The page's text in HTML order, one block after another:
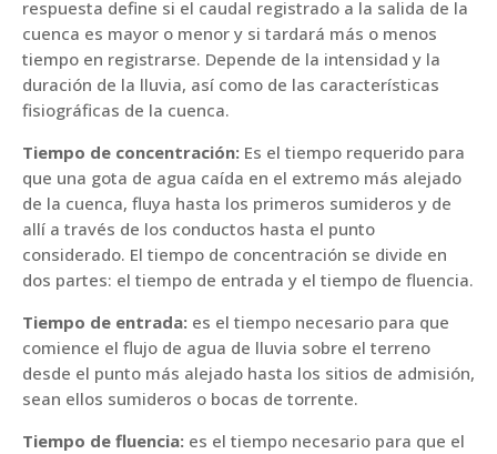
respuesta define si el caudal registrado a la salida de la
cuenca es mayor o menor y si tardará más o menos
tiempo en registrarse. Depende de la intensidad y la
duración de la lluvia, así como de las características
fisiográficas de la cuenca.
Tiempo de concentración: Es el tiempo requerido para
que una gota de agua caída en el extremo más alejado
de la cuenca, fluya hasta los primeros sumideros y de
allí a través de los conductos hasta el punto
considerado. El tiempo de concentración se divide en
dos partes: el tiempo de entrada y el tiempo de fluencia.
Tiempo de entrada: es el tiempo necesario para que
comience el flujo de agua de lluvia sobre el terreno
desde el punto más alejado hasta los sitios de admisión,
sean ellos sumideros o bocas de torrente.
Tiempo de fluencia: es el tiempo necesario para que el